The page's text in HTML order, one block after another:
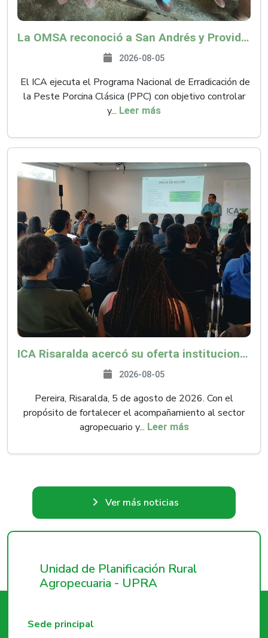
La OMSA reconoció a San Andrés y Providencia como zona libre de Peste Porcina Clásica (PPC)
2026-08-05
El ICA ejecuta el Programa Nacional de Erradicación de
la Peste Porcina Clásica (PPC) con objetivo controlar
y... Leer más
ICA Risaralda acercó su oferta institucional a productores y emprendedores en Expocamello
2026-08-05
Pereira, Risaralda, 5 de agosto de 2026. Con el
propósito de fortalecer el acompañamiento al sector
agropecuario y... Leer más
Ver más noticias
Unidad de Planificación Rural
Agropecuaria - UPRA
Sede principal